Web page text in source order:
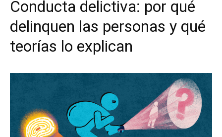
Conducta delictiva: por qué
delinquen las personas y qué
teorías lo explican